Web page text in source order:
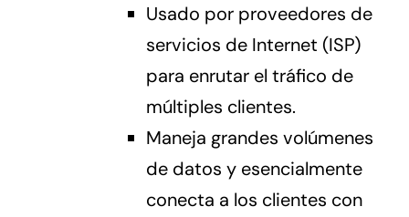
Usado por proveedores de
servicios de Internet (ISP)
para enrutar el tráfico de
múltiples clientes.
Maneja grandes volúmenes
de datos y esencialmente
conecta a los clientes con